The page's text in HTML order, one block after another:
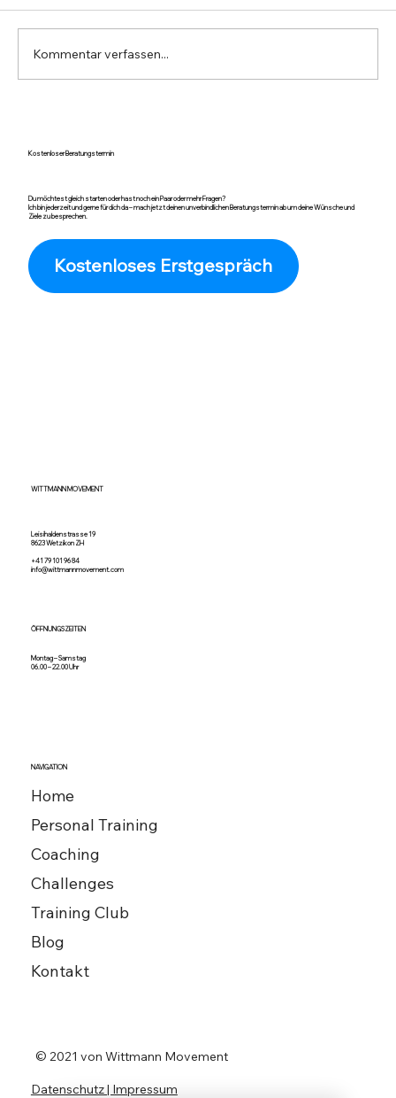
Kommentar verfassen...
WITTMANN MOVEMENT
Leisihaldenstrasse 19
8623 Wetzikon ZH
+41 79 101 96 84
info@wittmannmovement.com
ÖFFNUNGSZEITEN
Montag – Samstag
06.00 – 22.00 Uhr
Kostenloser Beratungstermin
Du möchtest gleich starten oder hast noch ein Paar oder mehr Fragen?
Ich bin jederzeit und gerne für dich da – mach jetzt deinen unverbindlichen Beratungstermin ab um deine Wünsche und
Ziele zu besprechen.
Kostenloses Erstgespräch
Home
Personal Training
Coaching
Challenges
Training Club
Blog
Kontakt
NAVIGATION
© 2021 von Wittmann Movement
Datenschutz | Impressum